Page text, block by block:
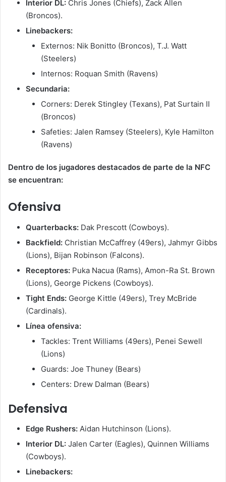
Interior DL: Chris Jones (Chiefs), Zack Allen
(Broncos).
Linebackers:
Externos: Nik Bonitto (Broncos), T.J. Watt
(Steelers)
Internos: Roquan Smith (Ravens)
Secundaria:
Corners: Derek Stingley (Texans), Pat Surtain II
(Broncos)
Safeties: Jalen Ramsey (Steelers), Kyle Hamilton
(Ravens)
Dentro de los jugadores destacados de parte de la NFC
se encuentran:
Ofensiva
Quarterbacks: Dak Prescott (Cowboys).
Backfield: Christian McCaffrey (49ers), Jahmyr Gibbs
(Lions), Bijan Robinson (Falcons).
Receptores: Puka Nacua (Rams), Amon-Ra St. Brown
(Lions), George Pickens (Cowboys).
Tight Ends: George Kittle (49ers), Trey McBride
(Cardinals).
Línea ofensiva:
Tackles: Trent Williams (49ers), Penei Sewell
(Lions)
Guards: Joe Thuney (Bears)
Centers: Drew Dalman (Bears)
Defensiva
Edge Rushers: Aidan Hutchinson (Lions).
Interior DL: Jalen Carter (Eagles), Quinnen Williams
(Cowboys).
Linebackers: